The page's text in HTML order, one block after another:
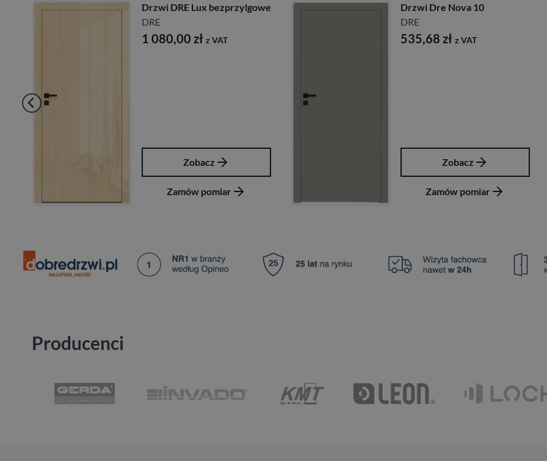
Drzwi DRE Lux bezprzylgowe
DRE
1 080,00 zł z VAT
Zobacz
Zamów pomiar
Drzwi Dre Nova 10
DRE
535,68 zł z VAT
Zobacz
Zamów pomiar
Producenci